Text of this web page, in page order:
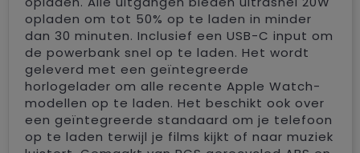
opladen om tot 50% op te laden in minder
dan 30 minuten. Inclusief een USB-C input om
de powerbank snel op te laden. Het wordt
geleverd met een geïntegreerde
horlogelader om alle recente Apple Watch-
modellen op te laden. Het beschikt ook over
een geïntegreerde standaard om je telefoon
op te laden terwijl je films kijkt of naar muziek